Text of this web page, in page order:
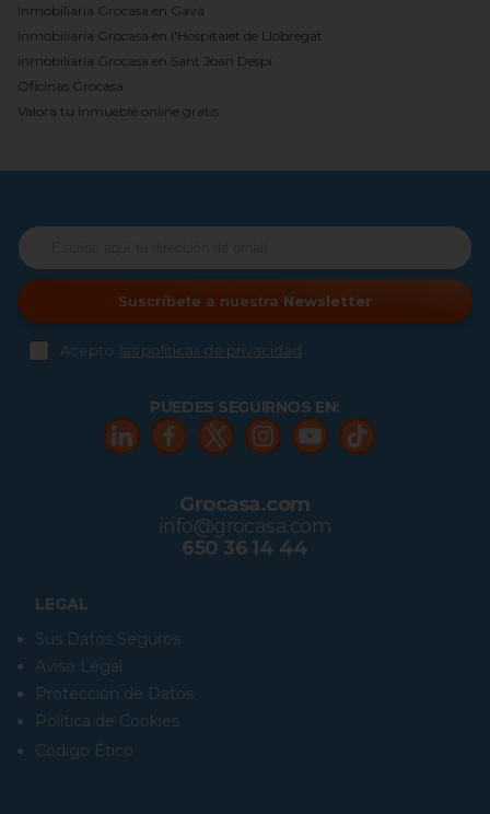
Inmobiliaria Grocasa en Gavà
Inmobiliaria Grocasa en l'Hospitalet de Llobregat
Inmobiliaria Grocasa en Sant Joan Despí
Oficinas Grocasa
Valora tu inmueble online gratis
Suscríbete a nuestra Newsletter
Acepto las políticas de privacidad
LEGAL
Sus Datos Seguros
Aviso Legal
Protección de Datos
Política de Cookies
Código Ético
PUEDES SEGUIRNOS EN:
Grocasa.com
info@grocasa.com
650 36 14 44